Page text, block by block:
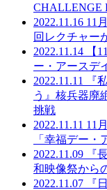
CHALLENGE
2022.11.16 11
回レクチャー
2022.11.14
【
ー・アースデ
2022.11.11
『
う』核兵器廃
挑戦
2022.11.11 11
「幸福デー・
2022.11.09
『
和映像祭から
2022.11.07
『